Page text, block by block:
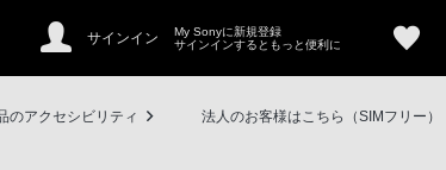
サインイン
My Sonyに新規登録
サインインするともっと便利に
のアクセシビリティ 法人のお客様はこちら（SIMフリー）